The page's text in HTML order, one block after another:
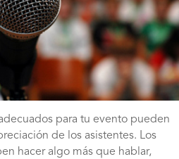
para tu evento pueden
de los asistentes. Los
hacer algo más que hablar,